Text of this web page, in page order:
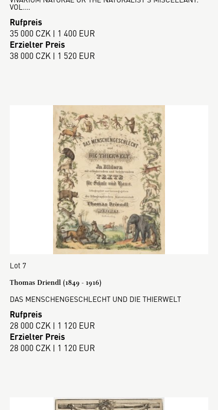
VOL.…
Rufpreis
35 000 CZK | 1 400 EUR
Erzielter Preis
38 000 CZK | 1 520 EUR
Lot 7
Thomas Driendl (1849 - 1916)
DAS MENSCHENGESCHLECHT UND DIE THIERWELT
Rufpreis
28 000 CZK | 1 120 EUR
Erzielter Preis
28 000 CZK | 1 120 EUR